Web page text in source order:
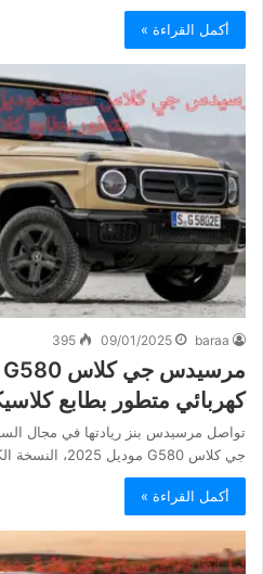
أكمل القراءة »
baraa
09/01/2025
395
كهربائي متطور بطابع
تواصل مرسيدس بنز ريادتها في مجال
جي كلاس G580 موديل 2025، النسخة الكهربائية الأحدث من سلسلة…
أكمل القراءة »